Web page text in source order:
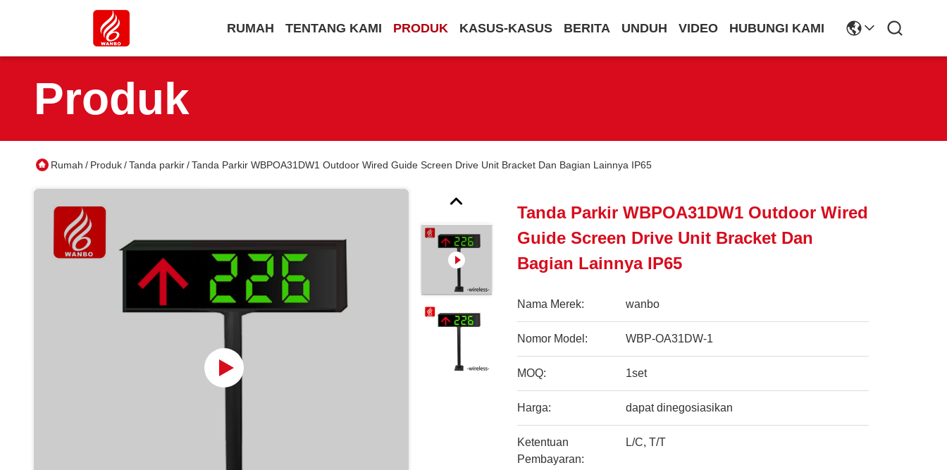
RUMAH TENTANG KAMI PRODUK KASUS-KASUS BERITA UNDUH VIDEO HUBUNGI KAMI
Produk
Rumah / Produk/Tanda parkir/Tanda Parkir WBPOA31DW1 Outdoor Wired Guide Screen Drive Unit Bracket Dan Bagian Lainnya IP65
Tanda Parkir WBPOA31DW1 Outdoor Wired
Guide Screen Drive Unit Bracket Dan
Bagian Lainnya IP65
Nama Merek: wanbo
Nomor Model: WBP-OA31DW-1
MOQ: 1set
Harga: dapat dinegosiasikan
Ketentuan
Pembayaran:
L/C, T/T